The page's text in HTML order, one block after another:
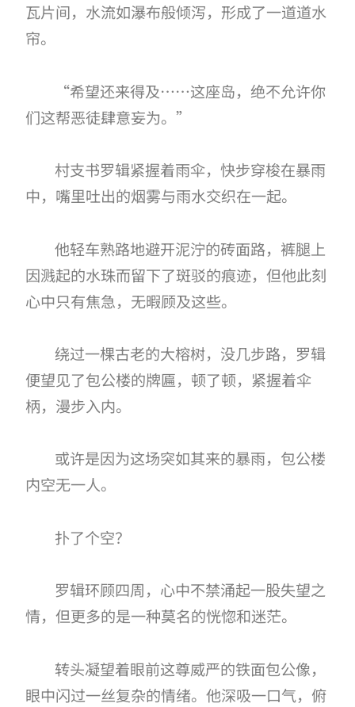
瓦片间，水流如瀑布般倾泻，形成了一道道水
帘。
“希望还来得及……这座岛，绝不允许你
们这帮恶徒肆意妄为。”
村支书罗辑紧握着雨伞，快步穿梭在暴雨
中，嘴里吐出的烟雾与雨水交织在一起。
他轻车熟路地避开泥泞的砖面路，裤腿上
因溅起的水珠而留下了斑驳的痕迹，但他此刻
心中只有焦急，无暇顾及这些。
绕过一棵古老的大榕树，没几步路，罗辑
便望见了包公楼的牌匾，顿了顿，紧握着伞
柄，漫步入内。
或许是因为这场突如其来的暴雨，包公楼
内空无一人。
扑了个空？
罗辑环顾四周，心中不禁涌起一股失望之
情，但更多的是一种莫名的恍惚和迷茫。
转头凝望着眼前这尊威严的铁面包公像，
眼中闪过一丝复杂的情绪。他深吸一口气，俯